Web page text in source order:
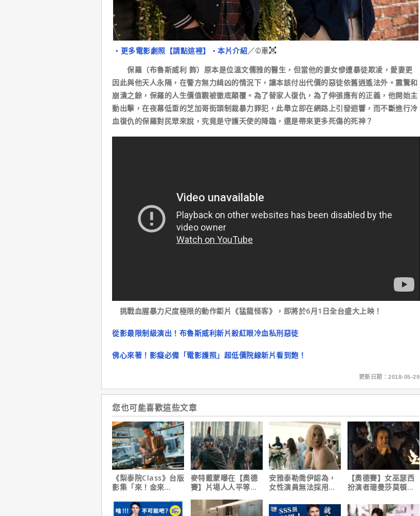
‧更多電影劇照【請點這裡】 ‧本片介紹／©車庫
保羅（布魯斯威利 飾）原本是位溫文儒雅的醫生，但當他的妻女慘遭暴徒欺凌，愛妻更
因此與他天人永隔，在警方無力緝凶的情況下，讓本該付出代價的惡徒依舊逍遙法外。震驚和
崩潰之餘，保羅的人生價值觀被徹底顛覆。為了替家人復仇，為了伸張應有的正義，他開始主
動出擊，在夜幕低垂的芝加哥街頭制裁暴力罪犯，此舉立即在網路上引發迴響，而不斷進行冷
血復仇的保羅對民眾來說，究竟是守護天使的降臨，還是帶來更多死傷的死神？
挑戰血腥暴力尺度極限的動作鉅片《猛龍怪客》，即將於6月1日全台盛大上映！
從影最限制級演出！布魯斯威利新片殺紅眼冷血私刑惡徒
佛心來著！影癡必備「電影護照」超低價院線新片看到飽！
更新日期：2018-05-29
您也可能喜歡這些文章
《梨泰院Class》台版
影集「來！金來
上線
麥特戴蒙曝在【奧德
賽】片場人人平等，
安雅泰勒喬伊認為，
女性演員無法採用方
【奧德賽】女巫瑟西
扮演者珊曼莎莫頓曝
戲！